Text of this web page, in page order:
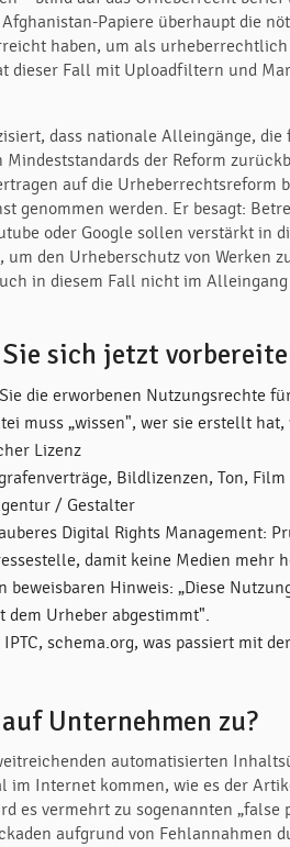
Papiere überhaupt die
haben, um als
dieser Fall mit Uploadfiltern und
dass nationale Alleingänge,
der Reform
auf die Urheberrechtsreform
genommen werden. Er besagt:
oder Google sollen verstärkt in
um den Urheberschutz von Werken
in diesem Fall nicht im
sich jetzt
die erworbenen Nutzungsrechte
muss „wissen", wer sie erstellt
Lizenz
Bildlizenzen, Ton,
/ Gestalter
Digital Rights Management:
damit keine Medien mehr
beweisbaren Hinweis: „Diese
dem Urheber abgestimmt".
schema.org, was passiert mit
Unternehmen zu?
automatisierten
im Internet kommen, wie es der
es vermehrt zu sogenannten „false
aufgrund von Fehlannahmen